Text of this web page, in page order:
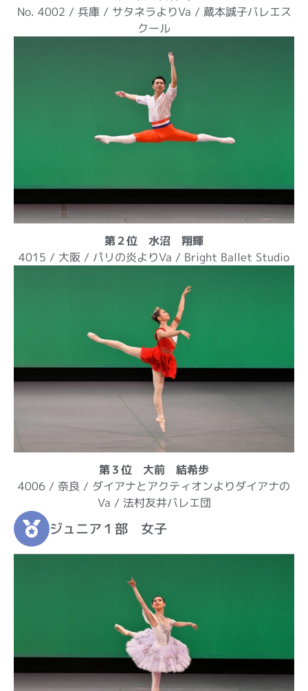
No. 4002 / 兵庫 / サタネラよりVa / 蔵本誠子バレエス
クール
第２位 水沼 翔輝
4015 / 大阪 / パリの炎よりVa / Bright Ballet Studio
第３位 大前 結希歩
4006 / 奈良 / ダイアナとアクティオンよりダイアナの
Va / 法村友井バレエ団
ジュニア１部 女子